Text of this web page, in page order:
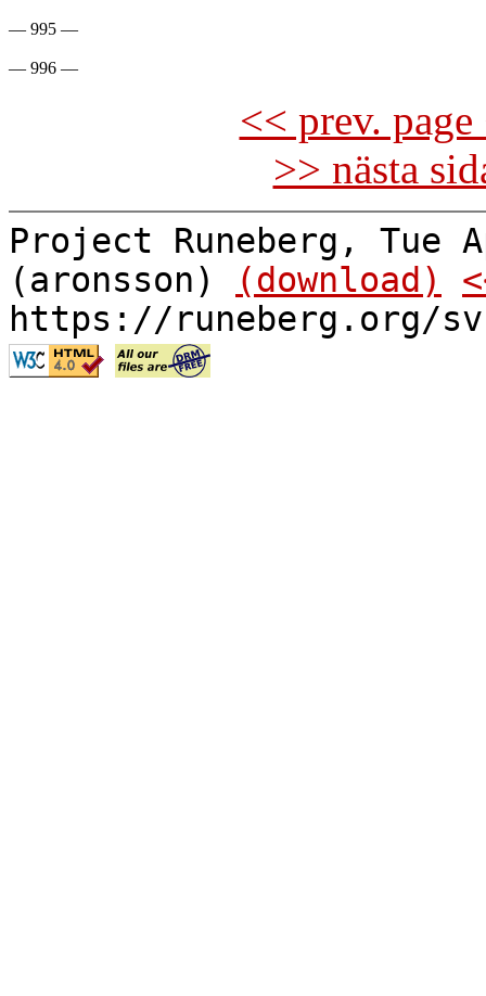
— 995 —
<< prev.
>> nästa
Project Runeberg, Tue
(aronsson)
(download)
https://runeberg.org/